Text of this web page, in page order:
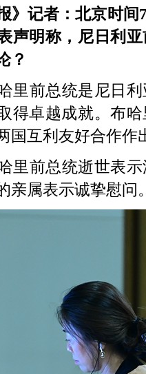
》记者：北京时
声明称，尼日利
？
里前总统是尼日
得卓越成就。布
国互利友好合作作
里前总统逝世表
亲属表示诚挚慰问